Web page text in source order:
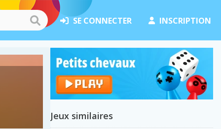
SE CONNECTER INSCRIPTION
Jeux similaires